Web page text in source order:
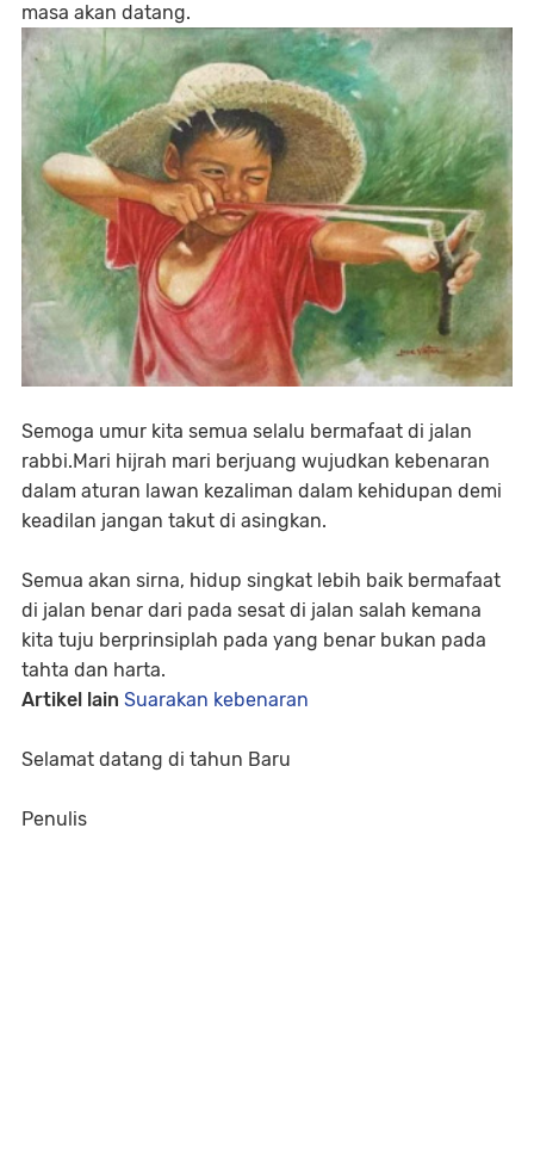
masa akan datang.
Semoga umur kita semua selalu bermafaat di jalan
rabbi.Mari hijrah mari berjuang wujudkan kebenaran
dalam aturan lawan kezaliman dalam kehidupan demi
keadilan jangan takut di asingkan.
Semua akan sirna, hidup singkat lebih baik bermafaat
di jalan benar dari pada sesat di jalan salah kemana
kita tuju berprinsiplah pada yang benar bukan pada
tahta dan harta.
Artikel lain Suarakan kebenaran
Selamat datang di tahun Baru
Penulis